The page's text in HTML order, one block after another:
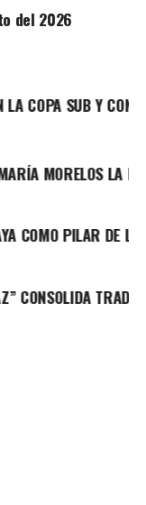
del 2026
COPA SUB Y
MORELOS LA
PILAR DE LA